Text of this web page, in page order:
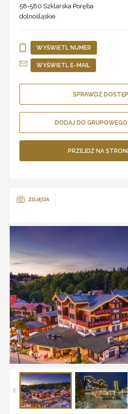
58-580 Szklarska Poręba
dolnośląskie
WYŚWIETL NUMER
WYŚWIETL E-MAIL
SPRAWDŹ
DODAJ DO
PRZEJDŹ NA
ZDJĘCIA